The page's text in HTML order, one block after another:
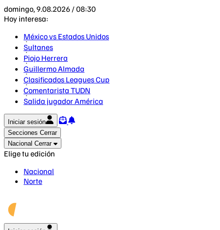
domingo, 9.08.2026 / 08:30
Hoy interesa:
México vs Estados Unidos
Sultanes
Piojo Herrera
Guillermo Almada
Clasificados Leagues Cup
Comentarista TUDN
Salida jugador América
Iniciar sesión
Secciones Cerrar
Nacional Cerrar
Elige tu edición
Nacional
Norte